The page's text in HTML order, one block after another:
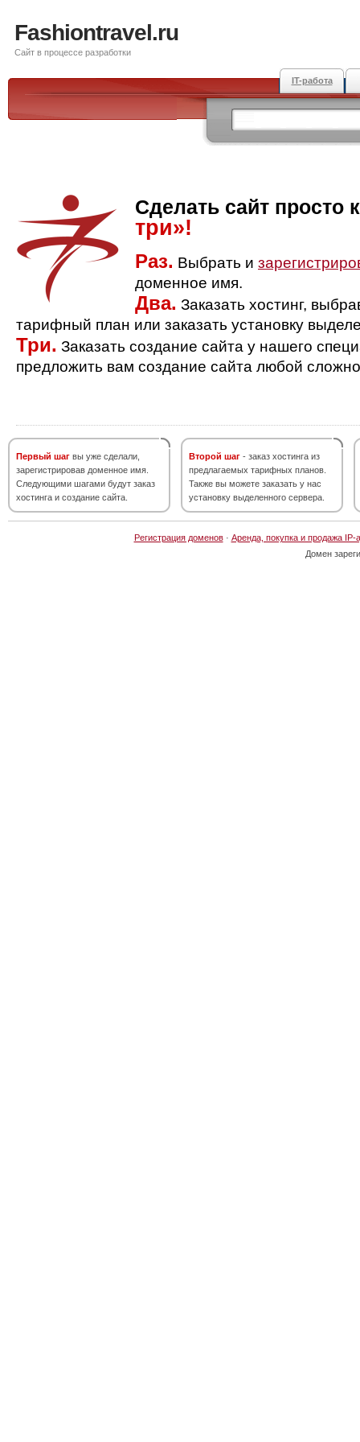
Fashiontravel.ru
Сайт в процессе разработки
IT-работа
Сделать сайт просто
три»!
Раз. Выбрать и
доменное имя.
Два. Заказать хостинг,
тарифный план или заказать установку
Три. Заказать создание сайта у нашего
предложить вам создание сайта любой
Первый шаг вы уже сделали,
зарегистрировав доменное имя.
Следующими шагами будут заказ
хостинга и создание сайта.
Второй шаг - заказ хостинга из
предлагаемых тарифных планов.
Также вы можете заказать у нас
установку выделенного сервера.
Регистрация доменов· Аренда, покупка и продажа IP-
Домен